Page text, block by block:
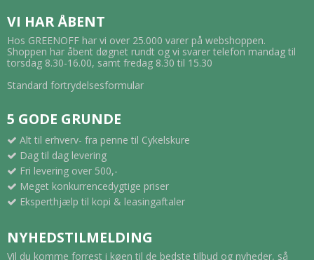
VI HAR ÅBENT
Hos GREENOFF har vi over 25.000 varer på webshoppen.
Shoppen har åbent døgnet rundt og vi svarer telefon mandag til
torsdag 8.30-16.00, samt fredag 8.30 til 15.30
Standard fortrydelsesformular
5 GODE GRUNDE
Alt til erhverv- fra penne til Cykelskure
Dag til dag levering
Fri levering over 500,-
Meget konkurrencedygtige priser
Eksperthjælp til kopi & leasingaftaler
NYHEDSTILMELDING
Vil du komme forrest i køen til de bedste tilbud og nyheder, så